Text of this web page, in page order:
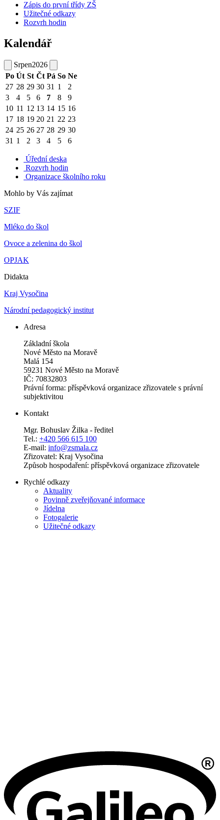
Zápis do první třídy ZŠ
Užitečné odkazy
Rozvrh hodin
Kalendář
Srpen2026
Po Út St Čt Pá So Ne
27 28 29 30 31 1
2
3
4 5 6 7 8
9
10 11 12 13 14 15 16
17 18 19 20 21 22 23
24 25 26 27 28 29 30
31 1 2 3 4 5 6
Úřední deska
Rozvrh hodin
Organizace školního roku
Mohlo by Vás zajímat
SZIF
Mléko do škol
Ovoce a zelenina do škol
OPJAK
Didakta
Kraj Vysočina
Národní pedagogický institut
Adresa
Základní škola
Nové Město na Moravě
Malá 154
59231 Nové Město na Moravě
IČ: 70832803
Právní forma: příspěvková organizace zřizovatele s právní
subjektivitou
Kontakt
Mgr. Bohuslav Žilka - ředitel
Tel.: +420 566 615 100
E-mail: info@zsmala.cz
Zřizovatel: Kraj Vysočina
Způsob hospodaření: příspěvková organizace zřizovatele
Rychlé odkazy
Aktuality
Povinně zveřejňované informace
Jídelna
Fotogalerie
Užitečné odkazy